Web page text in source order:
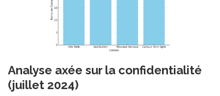
Analyse axée sur la confidentialité
(juillet 2024)